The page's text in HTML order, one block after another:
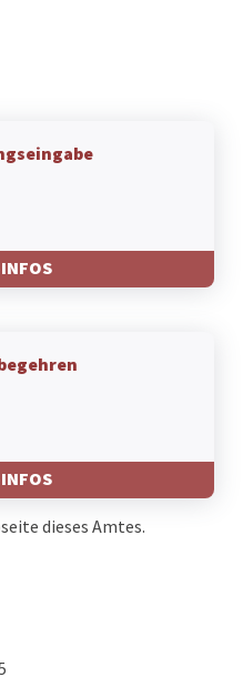
dieses Amtes.